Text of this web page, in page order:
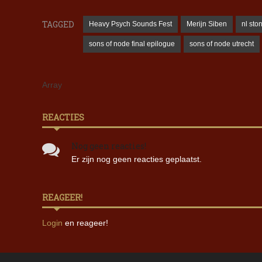
TAGGED Heavy Psych Sounds Fest Merijn Siben nl
sons of node final epilogue sons of node utrecht
Array
REACTIES
Nog geen reacties!
Er zijn nog geen reacties geplaatst.
REAGEER!
Login en reageer!